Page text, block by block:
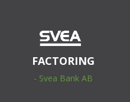
FACTORING
- Svea Bank AB